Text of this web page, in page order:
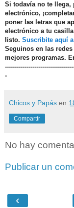
Si todavía no te llega,
electrónico,
poner las letras que
electrónico a tu
listo. Suscribite aquí
Seguinos en las
mejores programas.
-
Chicos y Papás en
Compartir
No hay
Publicar un
‹